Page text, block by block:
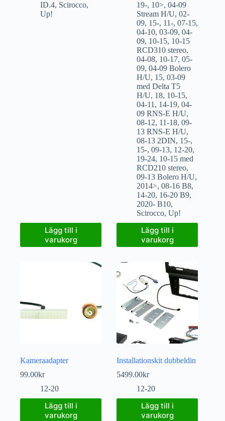
ID.4, Scirocco,
Up!
Lägg till i
varukorg
19-, 10>,04-09
Stream H/U,02-
09, 15-, 11-,07-15,
04-10,03-09,04-
09, 10-15, 10-15
RCD310 stereo,
04-08, 10-17,05-
09,04-09 Bolero
H/U, 15,03-09
med Delta T5
H/U, 18, 10-15,
04-11 , 14-19,04-
09 RNS-E H/U,
08-12, 11-18,09-
13 RNS-E H/U,
08-13 2DIN, 15-,
15-,09-13, 12-20,
19-24, 10-15 med
RCD210 stereo,
09-13 Bolero H/U,
2014>,08-16 B8,
14-20, 16-20 B9,
2020- B10,
Scirocco,Up!
Lägg till i
varukorg
Kameraadapter
99.00kr
12-20
Lägg till i
varukorg
Installationskit dubbeldin
5499.00kr
12-20
Lägg till i
varukorg